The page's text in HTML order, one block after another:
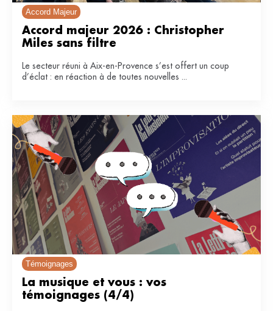
Accord Majeur
Accord majeur 2026 : Christopher
Miles sans filtre
Le secteur réuni à Aix-en-Provence s’est offert un coup
d’éclat : en réaction à de toutes nouvelles ...
Témoignages
La musique et vous : vos
témoignages (4/4)